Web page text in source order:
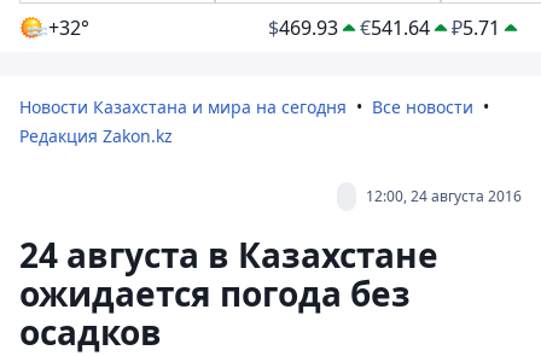
+32° $469.93 €541.64 ₽5.71
Новости Казахстана и мира на сегодня
Все новости
Редакция Zakon.kz
12:00, 24 августа 2016
24 августа в Казахстане
ожидается погода без
осадков